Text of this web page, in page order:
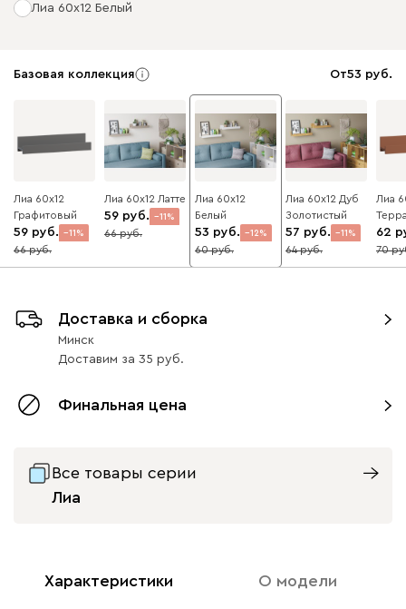
Лиа 60x12 Белый
Базовая коллекция От53
Лиа 60x12
Графитовый
59 11
66
Лиа 60x12 Латте
59 11
66
Лиа 60x12
Белый
53 12
60
Лиа 60x12 Дуб
Золотистый
57 11
64
Лиа
62
70
Доставка и сборка
Минск
Доставим за 35
Финальная цена
Все товары серии
Лиа
Характеристики О модели